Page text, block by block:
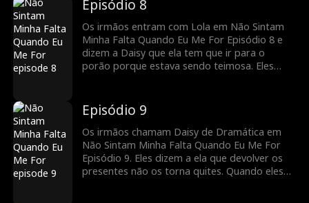
novamente, dizendo que não se importa em
sair do quarto de Daisy e se mudar para o
porão. Daisy fica chocada por ela ter se
mudado para o quarto dela em primeiro
lugar!
Episódio 8
Os irmãos entram com Lola em Não Sintam
Minha Falta Quando Eu Me For Episódio 8 e
dizem a Daisy que ela tem que ir para o
porão porque estava sendo teimosa. Eles
arranca o colar que eles lhe deram quando ela
se mudou e o joga no chão. Caleb fica
chocado. Ele não esperava por isso!
Episódio 9
Os irmãos chamam Daisy de Dramática em
Não Sintam Minha Falta Quando Eu Me For
Episódio 9. Eles dizem a ela que devolver os
presentes não os torna quites. Quando eles